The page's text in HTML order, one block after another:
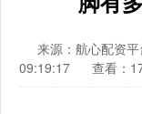
来源：航心配资平
09:19:17
查看：